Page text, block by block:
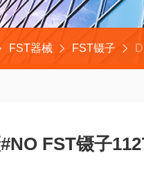
FST器械 FST镊子
FST镊子